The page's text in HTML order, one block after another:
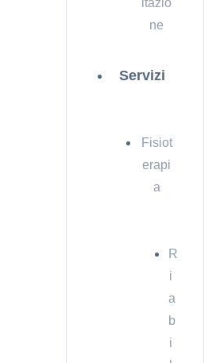
itazio
ne
Servizi
Fisiot
erapi
a
R
i
a
b
i